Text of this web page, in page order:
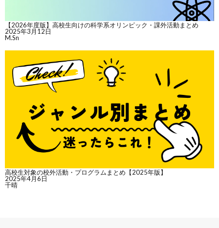
【2026年度版】高校生向けの科学系オリンピック・課外活動まとめ
2025年3月12日
M.Sn
高校生対象の校外活動・プログラムまとめ【2025年版】
2025年4月6日
千晴